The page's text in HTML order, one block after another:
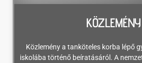
KÖZLEMÉNY
Közlemény a tanköteles korba lépő
iskolába történő beíratásáról. A